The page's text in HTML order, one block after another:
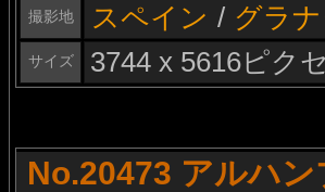
撮影地
スペイン / グラ
サイズ 3744 x 5616ピク
No.20473 アルハン